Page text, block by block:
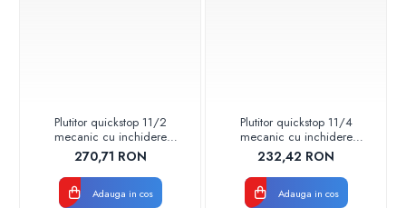
Plutitor quickstop 11/2
mecanic cu inchidere
instantanee pn 0,2 - 6 bar
49051000050
270,71 RON
Adauga in cos
Plutitor quickstop 11/4
mecanic cu inchidere
instantanee pn 0,2 - 6 bar
49051000040
232,42 RON
Adauga in cos